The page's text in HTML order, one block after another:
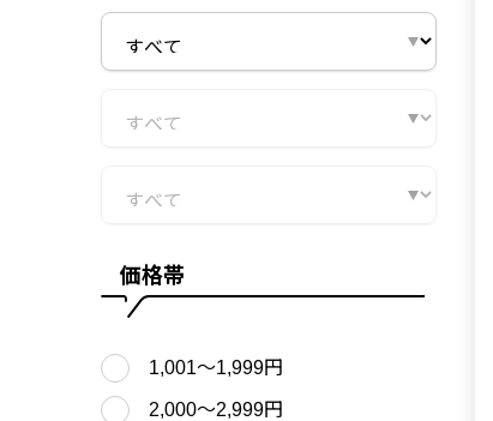
価格帯
1,001〜1,999円
2,000〜2,999円